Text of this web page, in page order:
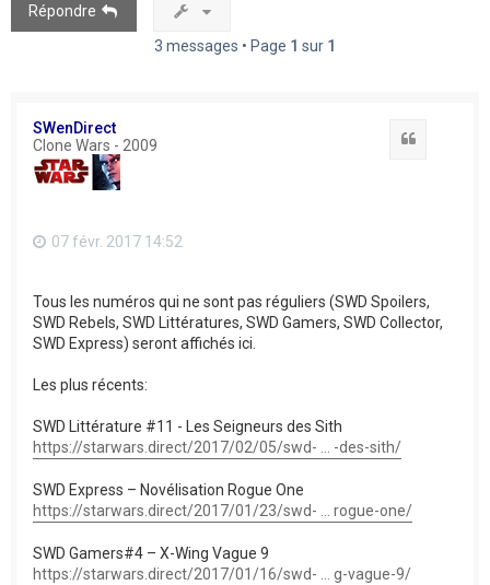
Répondre
3 messages • Page 1 sur 1
SWenDirect
Clone Wars - 2009
07 févr. 2017 14:52
Tous les numéros qui ne sont pas réguliers (SWD Spoilers,
SWD Rebels, SWD Littératures, SWD Gamers, SWD Collector,
SWD Express) seront affichés ici.
Les plus récents:
SWD Littérature #11 - Les Seigneurs des Sith
https://starwars.direct/2017/02/05/swd- ... -des-sith/
SWD Express – Novélisation Rogue One
https://starwars.direct/2017/01/23/swd- ... rogue-one/
SWD Gamers#4 – X-Wing Vague 9
https://starwars.direct/2017/01/16/swd- ... g-vague-9/